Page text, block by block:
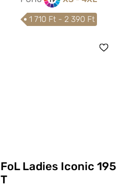
1 710 Ft - 2 390 Ft
FoL Ladies Iconic 195
T